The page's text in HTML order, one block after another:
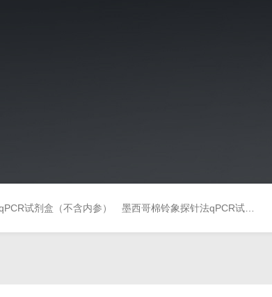
试剂盒（不含内参） 墨西哥棉铃象探针法qPCR试剂盒（不含内参）